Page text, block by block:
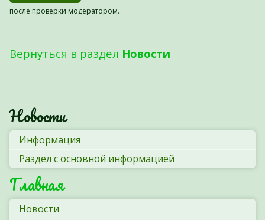
после проверки модератором.
Вернуться в раздел Новости
Новости
Информация
Раздел с основной информацией
Главная
Новости